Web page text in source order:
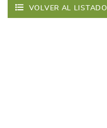
VOLVER AL LISTADO